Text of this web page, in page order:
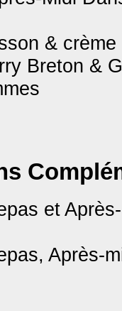
&
Breton &
et
Après-